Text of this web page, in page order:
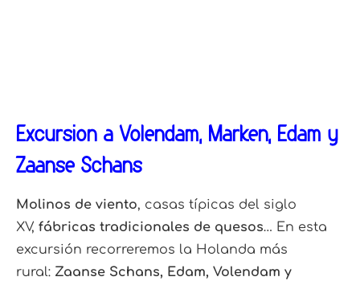
Excursión a Volendam, Marken, Edam y
Zaanse Schans
Molinos de viento, casas típicas del siglo
XV, fábricas tradicionales de quesos… En esta
excursión recorreremos la Holanda más
rural: Zaanse Schans, Edam, Volendam y